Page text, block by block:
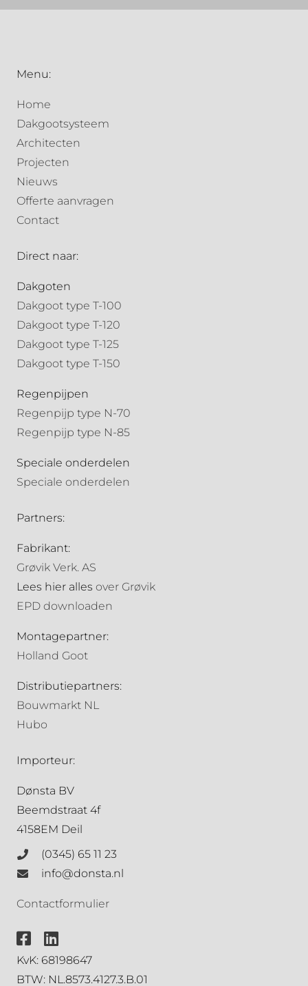
Menu:
Home
Dakgootsysteem
Architecten
Projecten
Nieuws
Offerte aanvragen
Contact
Direct naar:
Dakgoten
Dakgoot type T-100
Dakgoot type T-120
Dakgoot type T-125
Dakgoot type T-150
Regenpijpen
Regenpijp type N-70
Regenpijp type N-85
Speciale onderdelen
Speciale onderdelen
Partners:
Fabrikant:
Grøvik Verk. AS
Lees hier alles over Grøvik
EPD downloaden
Montagepartner:
Holland Goot
Distributiepartners:
Bouwmarkt NL
Hubo
Importeur:
Dønsta BV
Beemdstraat 4f
4158EM Deil
(0345) 65 11 23
info@donsta.nl
Contactformulier
KvK: 68198647
BTW: NL.8573.4127.3.B.01